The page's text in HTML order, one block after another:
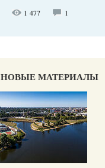
1 477 1
НОВЫЕ МАТЕРИАЛЫ